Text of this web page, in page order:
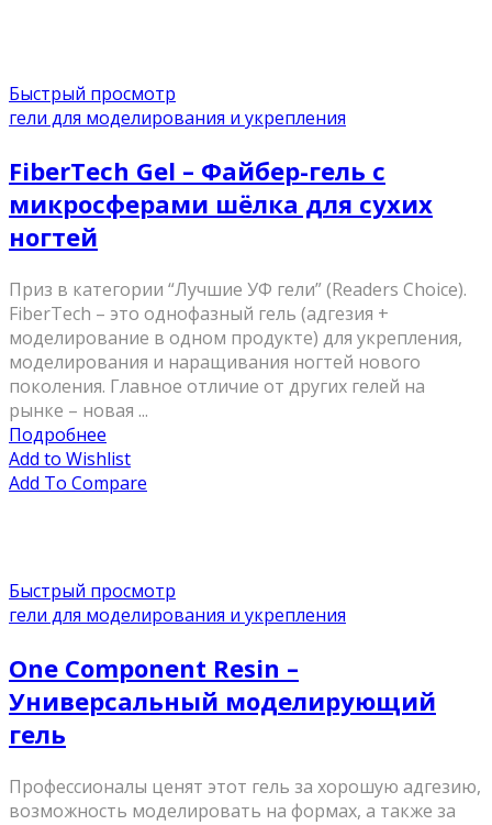
Быстрый просмотр
гели для моделирования и укрепления
FiberTech Gel – Файбер-гель с
микросферами шёлка для сухих
ногтей
Приз в категории “Лучшие УФ гели” (Readers Choice).
FiberTech – это однофазный гель (адгезия +
моделирование в одном продукте) для укрепления,
моделирования и наращивания ногтей нового
поколения. Главное отличие от других гелей на
рынке – новая ...
Подробнее
Add to Wishlist
Add To Compare
Быстрый просмотр
гели для моделирования и укрепления
One Component Resin –
Универсальный моделирующий
гель
Профессионалы ценят этот гель за хорошую адгезию,
возможность моделировать на формах, а также за